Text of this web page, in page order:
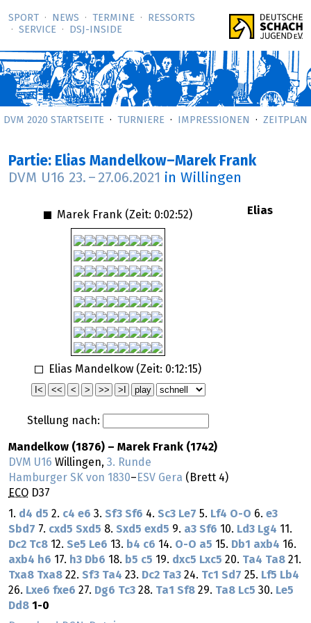
SPORT NEWS TERMINE
RESSORTS
SERVICE
DSJ-­INSIDE
DVM 2020 STARTSEITE TURNIERE IMPRESSIONEN ZEITPLAN
Partie: Elias Mandelkow–Marek Frank
DVM U16 23. – 27.06.2021 in Willingen
Marek Frank (Zeit: 0:02:52)
Elias Mandelkow (Zeit: 0:12:15)
Stellung nach:
Elias
Mandelkow (1876) – Marek Frank (1742)
DVM U16 Willingen, 3. Runde
Hamburger SK von 1830– ESV Gera (Brett 4)
ECO D37
1. d4 d5 2. c4 e6 3. Sf3 Sf6 4. Sc3 Le7 5. Lf4 O-O 6. e3
Sbd7 7. cxd5 Sxd5 8. Sxd5 exd5 9. a3 Sf6 10. Ld3 Lg4 11.
Dc2 Tc8 12. Se5 Le6 13. b4 c6 14. O-O a5 15. Db1 axb4 16.
axb4 h6 17. h3 Db6 18. b5 c5 19. dxc5 Lxc5 20. Ta4 Ta8 21.
Txa8 Txa8 22. Sf3 Ta4 23. Dc2 Ta3 24. Tc1 Sd7 25. Lf5 Lb4
26. Lxe6 fxe6 27. Dg6 Tc3 28. Ta1 Sf8 29. Ta8 Lc5 30. Le5
Dd8 1-0